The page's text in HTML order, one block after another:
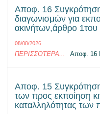
Username
Password
Αποφ. 16 Συγκρότηση
διαγωνισμών για
ακινήτων,άρθρο
08/08/2026
Αποφ. 16
ΠΕΡΙΣΣΌΤΕΡΑ...
Αποφ. 15 Συγκρότηση
των προς εκποίηση
καταλληλότητας των